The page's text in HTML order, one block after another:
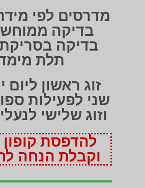
מדרסים לפי
בדיקה
בדיקה בסריקת
תלת
זוג ראשון ליום
שני לפעילות
וזוג שלישי
להדפסת
וקבלת הנחה